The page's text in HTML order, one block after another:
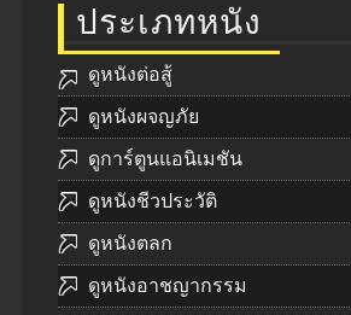
ประเภทหนัง
ดูหนังต่อสู้
ดูหนังผจญภัย
ดูการ์ตูนแอนิเมชัน
ดูหนังชีวประวัติ
ดูหนังตลก
ดูหนังอาชญากรรม